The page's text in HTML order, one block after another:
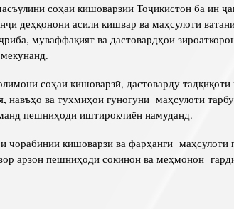
соҳаи кишоварзии Тоҷикистон ба ин
деҳқонони асили кишвар ва маҳсулоти
муваффақият ва дастовардҳои
соҳаи кишоварзӣ, дастоварду
навъҳо ва тухмиҳои гуногуни маҳсулоти
пешниҳоди иштирокчиён намуданд.
кишоварзӣ ва фарҳангӣ маҳсулоти
арзон пешниҳоди сокинон ва меҳмонон